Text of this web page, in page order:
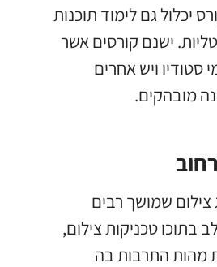
יכלול גם לימוד תוכנות
ישנם קורסים אשר
סטודיו ויש אחרים
מובהקים.
צילום שמושך רבים
טכניקות צילום,
מהות התרבות בה